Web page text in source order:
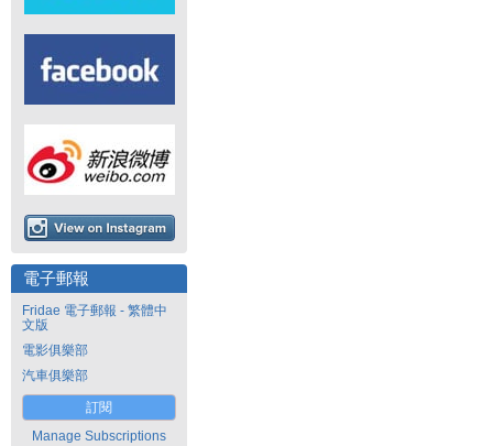
電子郵報
Fridae 電子郵報 - 繁體中
文版
電影俱樂部
汽車俱樂部
訂閱
Manage Subscriptions